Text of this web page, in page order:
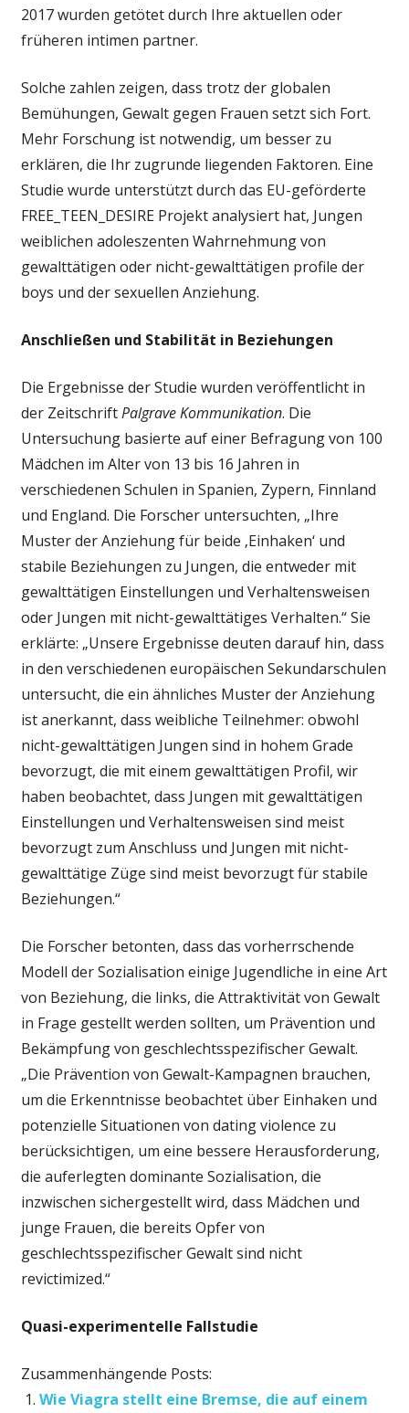
2017 wurden getötet durch Ihre aktuellen oder
früheren intimen partner.
Solche zahlen zeigen, dass trotz der globalen
Bemühungen, Gewalt gegen Frauen setzt sich Fort.
Mehr Forschung ist notwendig, um besser zu
erklären, die Ihr zugrunde liegenden Faktoren. Eine
Studie wurde unterstützt durch das EU-geförderte
FREE_TEEN_DESIRE Projekt analysiert hat, Jungen
weiblichen adoleszenten Wahrnehmung von
gewalttätigen oder nicht-gewalttätigen profile der
boys und der sexuellen Anziehung.
Anschließen und Stabilität in Beziehungen
Die Ergebnisse der Studie wurden veröffentlicht in
der ZeitschriftPalgrave Kommunikation. Die
Untersuchung basierte auf einer Befragung von 100
Mädchen im Alter von 13 bis 16 Jahren in
verschiedenen Schulen in Spanien, Zypern, Finnland
und England. Die Forscher untersuchten, „Ihre
Muster der Anziehung für beide ‚Einhaken‘ und
stabile Beziehungen zu Jungen, die entweder mit
gewalttätigen Einstellungen und Verhaltensweisen
oder Jungen mit nicht-gewalttätiges Verhalten.“ Sie
erklärte: „Unsere Ergebnisse deuten darauf hin, dass
in den verschiedenen europäischen Sekundarschulen
untersucht, die ein ähnliches Muster der Anziehung
ist anerkannt, dass weibliche Teilnehmer: obwohl
nicht-gewalttätigen Jungen sind in hohem Grade
bevorzugt, die mit einem gewalttätigen Profil, wir
haben beobachtet, dass Jungen mit gewalttätigen
Einstellungen und Verhaltensweisen sind meist
bevorzugt zum Anschluss und Jungen mit nicht-
gewalttätige Züge sind meist bevorzugt für stabile
Beziehungen.“
Die Forscher betonten, dass das vorherrschende
Modell der Sozialisation einige Jugendliche in eine Art
von Beziehung, die links, die Attraktivität von Gewalt
in Frage gestellt werden sollten, um Prävention und
Bekämpfung von geschlechtsspezifischer Gewalt.
„Die Prävention von Gewalt-Kampagnen brauchen,
um die Erkenntnisse beobachtet über Einhaken und
potenzielle Situationen von dating violence zu
berücksichtigen, um eine bessere Herausforderung,
die auferlegten dominante Sozialisation, die
inzwischen sichergestellt wird, dass Mädchen und
junge Frauen, die bereits Opfer von
geschlechtsspezifischer Gewalt sind nicht
revictimized.“
Quasi-experimentelle Fallstudie
Zusammenhängende Posts:
Wie Viagra stellt eine Bremse, die auf einem